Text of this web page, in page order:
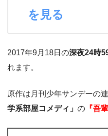
を見る
2017年9月18日の深夜24時
れます。
原作は月刊少年サンデーの
学系部屋コメディ」 の 『吾